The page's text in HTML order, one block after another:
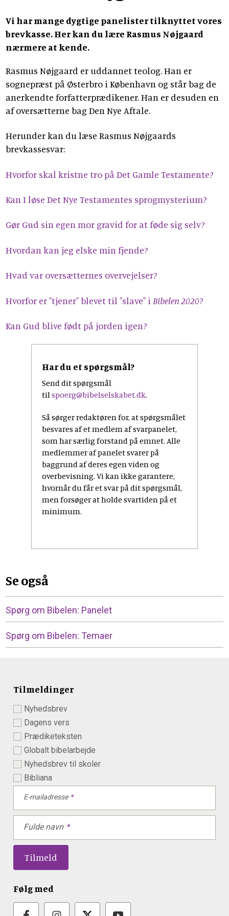
Vi har mange dygtige panelister tilknyttet vores
brevkasse. Her kan du lære Rasmus Nøjgaard
nærmere at kende.
Rasmus Nøjgaard er uddannet teolog. Han er
sognepræst på Østerbro i København og står bag de
anerkendte forfatterprædikener. Han er desuden en
af oversætterne bag Den Nye Aftale.
Herunder kan du læse Rasmus Nøjgaards
brevkassesvar:
Hvorfor skal kristne tro på Det Gamle Testamente?
Kan I løse Det Nye Testamentes sprogmysterium?
Gør Gud sin egen mor gravid for at føde sig selv?
Hvordan kan jeg elske min fjende?
Hvad var oversætternes overvejelser?
Hvorfor er "tjener" blevet til "slave" i Bibelen 2020?
Kan Gud blive født på jorden igen?
Har du et spørgsmål?
Send dit spørgsmål
tilspoerg@bibelselskabet.dk.
Så sørger redaktøren for, at spørgsmålet
besvares af et medlem af svarpanelet,
som har særlig forstand på emnet. Alle
medlemmer af panelet svarer på
baggrund af deres egen viden og
overbevisning. Vi kan ikke garantere,
hvornår du får et svar på dit spørgsmål,
men forsøger at holde svartiden på et
minimum.
Se også
Spørg om Bibelen: Panelet
Spørg om Bibelen: Temaer
Tilmeldinger
Nyhedsbrev
Dagens vers
Prædiketeksten
Globalt bibelarbejde
Nyhedsbrev til skoler
Bibliana
E-mailadresse
Fulde navn
Følg med